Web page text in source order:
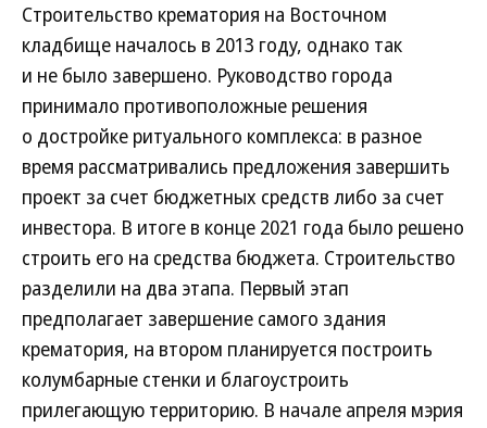
Строительство крематория на Восточном
кладбище началось в 2013 году, однако так
и не было завершено. Руководство города
принимало противоположные решения
о достройке ритуального комплекса: в разное
время рассматривались предложения завершить
проект за счет бюджетных средств либо за счет
инвестора. В итоге в конце 2021 года было решено
строить его на средства бюджета. Строительство
разделили на два этапа. Первый этап
предполагает завершение самого здания
крематория, на втором планируется построить
колумбарные стенки и благоустроить
прилегающую территорию. В начале апреля мэрия